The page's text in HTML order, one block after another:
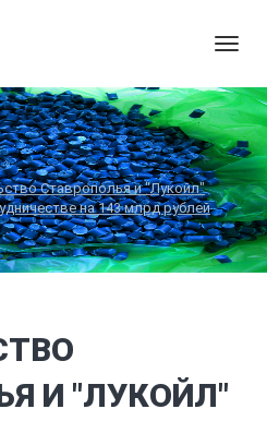
Ставрополья и "Лукойл"
на 143 млрд рублей
И "ЛУКОЙЛ"